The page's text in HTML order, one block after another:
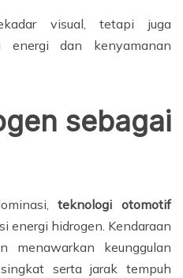
visual, tetapi juga
energi dan kenyamanan
sebagai
teknologi otomotif
energi hidrogen. Kendaraan
menawarkan keunggulan
serta jarak tempuh